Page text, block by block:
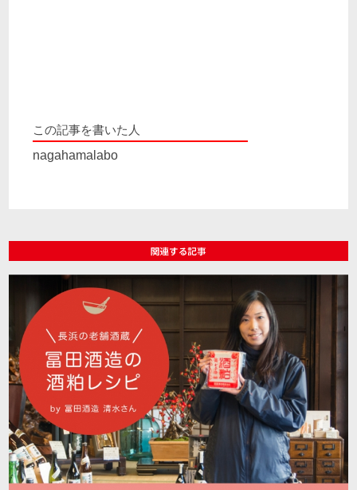
この記事を書いた人
nagahamalabo